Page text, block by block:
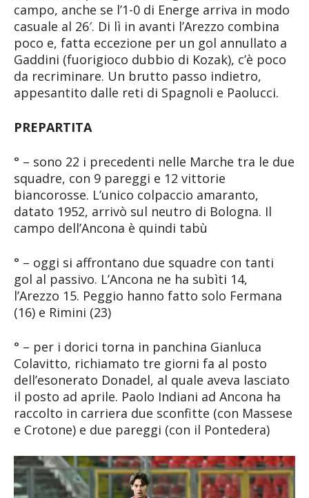
campo, anche se l’1-0 di Energe arriva in modo
casuale al 26′. Di lì in avanti l’Arezzo combina
poco e, fatta eccezione per un gol annullato a
Gaddini (fuorigioco dubbio di Kozak), c’è poco
da recriminare. Un brutto passo indietro,
appesantito dalle reti di Spagnoli e Paolucci.
PREPARTITA
° – sono 22 i precedenti nelle Marche tra le due
squadre, con 9 pareggi e 12 vittorie
biancorosse. L’unico colpaccio amaranto,
datato 1952, arrivò sul neutro di Bologna. Il
campo dell’Ancona è quindi tabù
° – oggi si affrontano due squadre con tanti
gol al passivo. L’Ancona ne ha subìti 14,
l’Arezzo 15. Peggio hanno fatto solo Fermana
(16) e Rimini (23)
° – per i dorici torna in panchina Gianluca
Colavitto, richiamato tre giorni fa al posto
dell’esonerato Donadel, al quale aveva lasciato
il posto ad aprile. Paolo Indiani ad Ancona ha
raccolto in carriera due sconfitte (con Massese
e Crotone) e due pareggi (con il Pontedera)